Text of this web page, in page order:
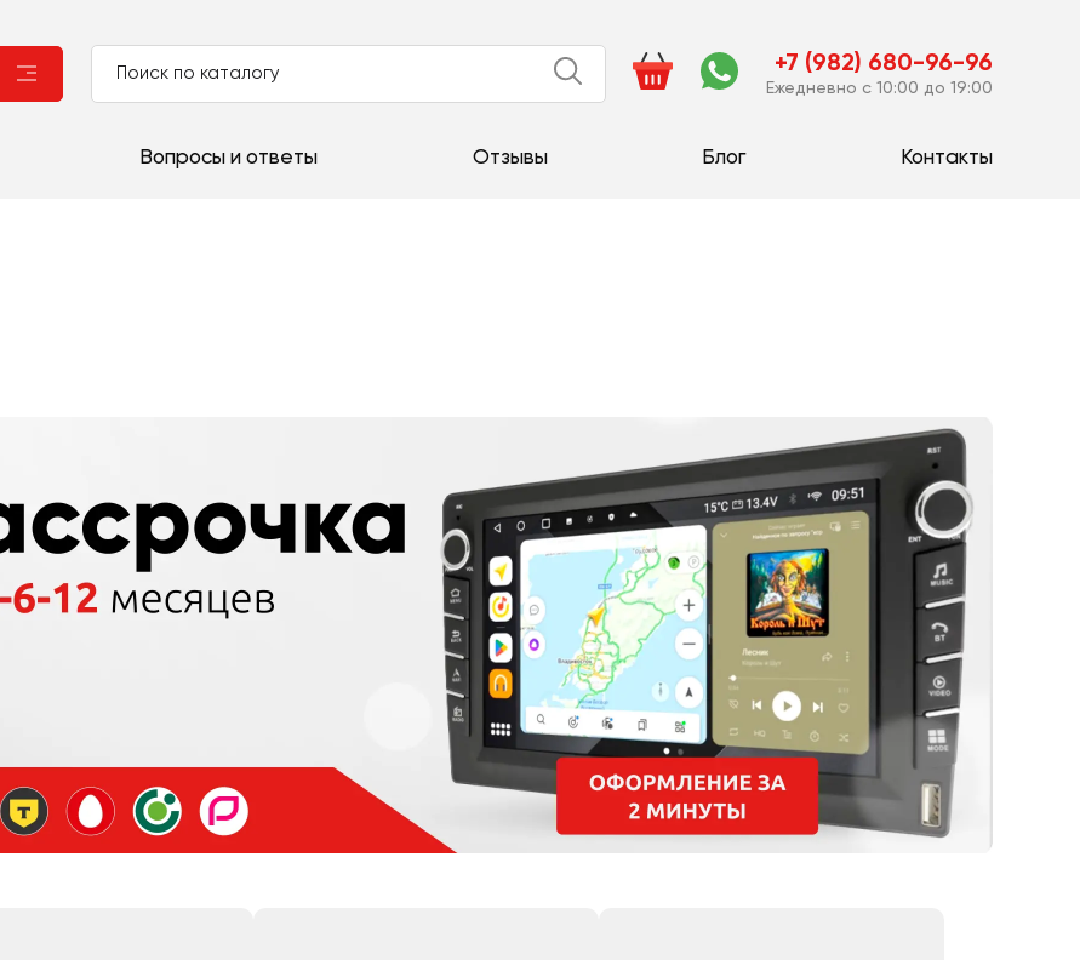
+7 (982) 680-96-96
Ежедневно с 10:00 до 19:00
Вопросы и ответы Отзывы Блог Контакты